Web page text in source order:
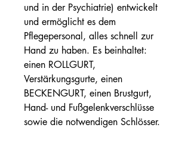
und in der Psychiatrie) entwickelt
und ermöglicht es dem
Pflegepersonal, alles schnell zur
Hand zu haben. Es beinhaltet:
einen ROLLGURT,
Verstärkungsgurte, einen
BECKENGURT, einen Brustgurt,
Hand- und Fußgelenkverschlüsse
sowie die notwendigen Schlösser.